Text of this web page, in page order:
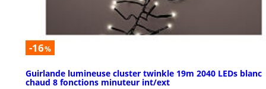
-16%
Guirlande lumineuse cluster twinkle 19m 2040 LEDs blanc
chaud 8 fonctions minuteur int/ext